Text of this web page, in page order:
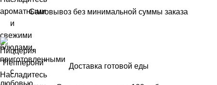
Самовывоз без минимальной суммы заказа
Доставка готовой еды